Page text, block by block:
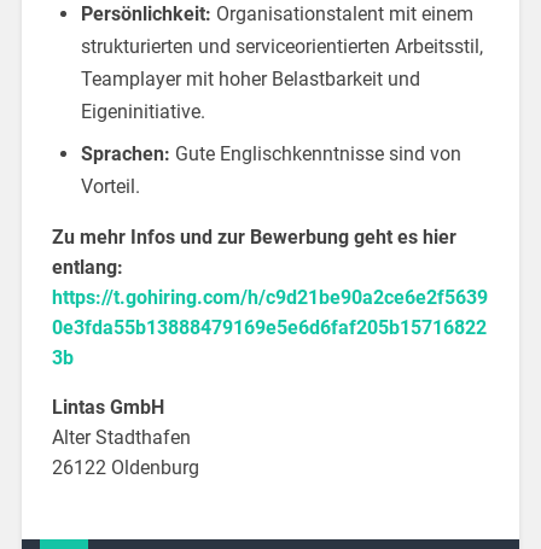
Persönlichkeit: Organisationstalent mit einem
strukturierten und serviceorientierten Arbeitsstil,
Teamplayer mit hoher Belastbarkeit und
Eigeninitiative.
Sprachen: Gute Englischkenntnisse sind von
Vorteil.
Zu mehr Infos und zur Bewerbung geht es hier
entlang:
https://t.gohiring.com/h/c9d21be90a2ce6e2f5639
0e3fda55b13888479169e5e6d6faf205b15716822
3b
Lintas GmbH
Alter Stadthafen
26122 Oldenburg